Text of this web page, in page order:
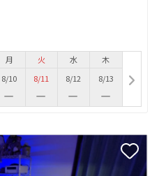
月
8/10
火
8/11
水
8/12
木
8/13